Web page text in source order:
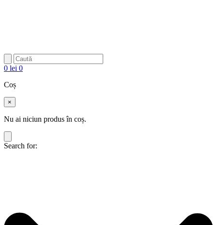
0 lei 0
Coș
×
Nu ai niciun produs în coș.
Search for: